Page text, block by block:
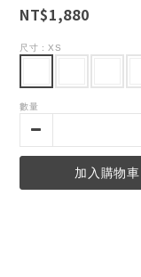
NT$1,880
尺寸 : XS
數量
加入購物車